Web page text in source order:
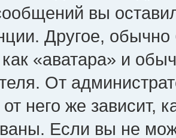
вы
Другое,
как «аватара» и
От
него же зависит,
Если вы не